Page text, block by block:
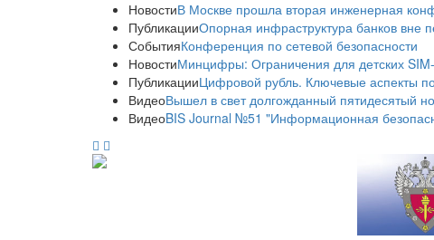
НовостиВ Москве прошла вторая инженерная
ПубликацииОпорная инфраструктура банков вне
СобытияКонференция по сетевой безопасности
НовостиМинцифры: Ограничения для детских
ПубликацииЦифровой рубль. Ключевые аспекты
ВидеоВышел в свет долгожданный пятидесятый
ВидеоBIS Journal №51 "Информационная